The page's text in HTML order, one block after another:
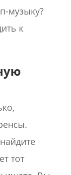
музыку?
к
тот